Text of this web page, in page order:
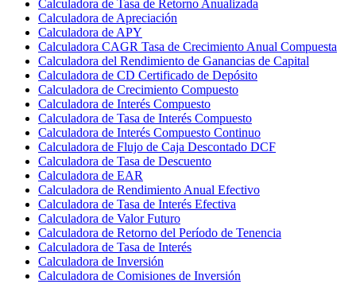
Calculadora de Tasa de Retorno Anualizada
Calculadora de Apreciación
Calculadora de APY
Calculadora CAGR Tasa de Crecimiento Anual Compuesta
Calculadora del Rendimiento de Ganancias de Capital
Calculadora de CD Certificado de Depósito
Calculadora de Crecimiento Compuesto
Calculadora de Interés Compuesto
Calculadora de Tasa de Interés Compuesto
Calculadora de Interés Compuesto Continuo
Calculadora de Flujo de Caja Descontado DCF
Calculadora de Tasa de Descuento
Calculadora de EAR
Calculadora de Rendimiento Anual Efectivo
Calculadora de Tasa de Interés Efectiva
Calculadora de Valor Futuro
Calculadora de Retorno del Período de Tenencia
Calculadora de Tasa de Interés
Calculadora de Inversión
Calculadora de Comisiones de Inversión